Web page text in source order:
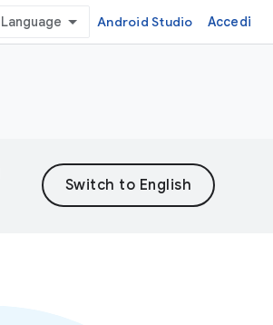
Android Studio Accedi